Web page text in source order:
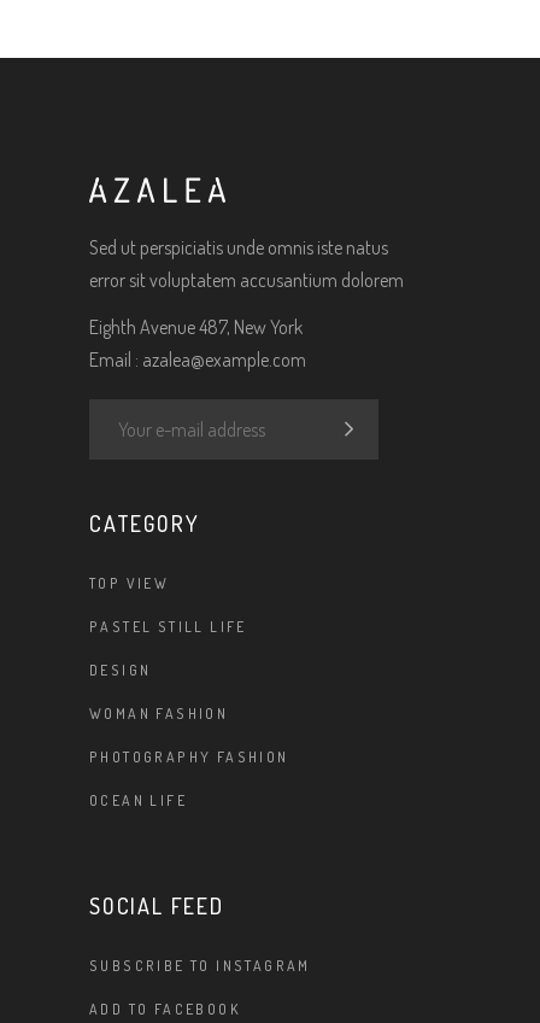
Sed ut perspiciatis unde omnis iste natus
error sit voluptatem accusantium dolorem
Eighth Avenue 487, New York
Email : azalea@example.com
CATEGORY
TOP VIEW
PASTEL STILL LIFE
DESIGN
WOMAN FASHION
PHOTOGRAPHY FASHION
OCEAN LIFE
SOCIAL FEED
SUBSCRIBE TO INSTAGRAM
ADD TO FACEBOOK